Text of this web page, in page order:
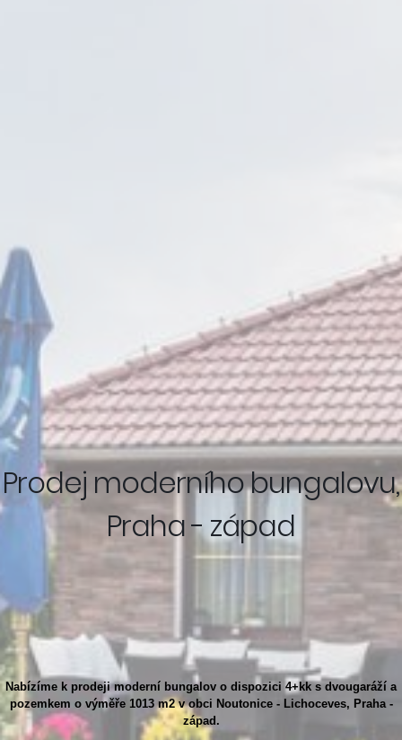
Prodej moderního bungalovu,
Praha - západ
Nabízíme k prodeji moderní bungalov o dispozici 4+kk s dvougaráží a
pozemkem o výměře 1013 m2 v obci Noutonice - Lichoceves, Praha -
západ.